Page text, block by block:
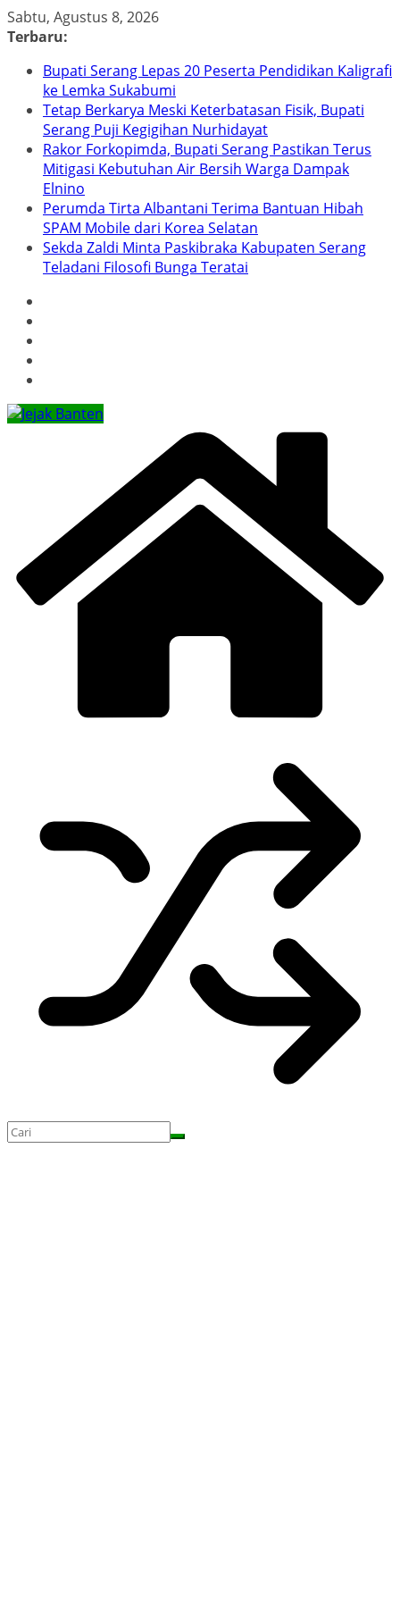
Skip
to
Sabtu, Agustus 8, 2026
Terbaru:
Bupati Serang Lepas 20 Peserta Pendidikan Kaligrafi
ke Lemka Sukabumi
Tetap Berkarya Meski Keterbatasan Fisik, Bupati
Serang Puji Kegigihan Nurhidayat
Rakor Forkopimda, Bupati Serang Pastikan Terus
Mitigasi Kebutuhan Air Bersih Warga Dampak
Elnino
Perumda Tirta Albantani Terima Bantuan Hibah
SPAM Mobile dari Korea Selatan
Sekda Zaldi Minta Paskibraka Kabupaten Serang
Teladani Filosofi Bunga Teratai